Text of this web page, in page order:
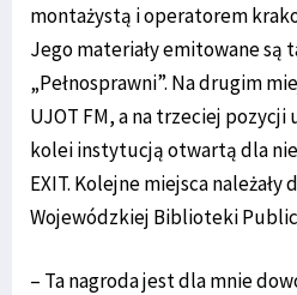
montażystą i operatorem
Jego materiały emitowane są
„Pełnosprawni”. Na drugim
UJOT FM, a na trzeciej pozycji
kolei instytucją otwartą dla
EXIT. Kolejne miejsca
Wojewódzkiej Biblioteki
– Ta nagroda jest dla mnie